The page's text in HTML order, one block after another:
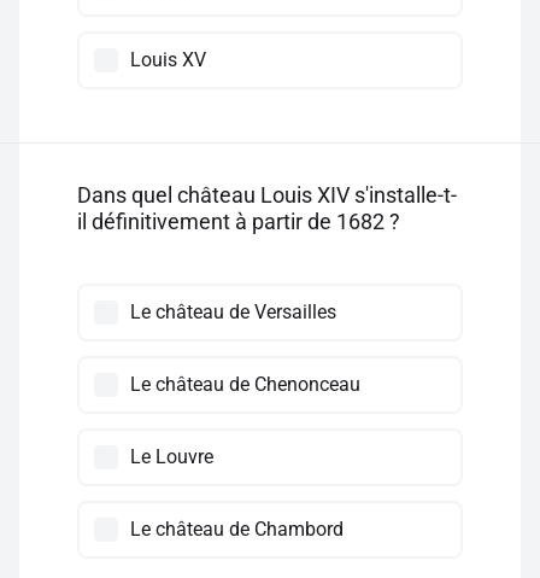
Louis XV
Dans quel château Louis XIV s'installe-t-
il définitivement à partir de 1682 ?
Le château de Versailles
Le château de Chenonceau
Le Louvre
Le château de Chambord